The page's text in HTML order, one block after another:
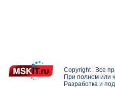
Copyright . Все
При полном или
Разработка и